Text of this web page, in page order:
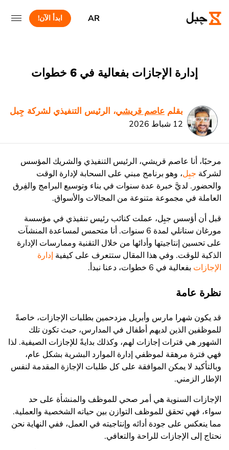
AR ابدأ الآن!
إدارة الإجازات بفعالية في 6 خطوات
بقلم عاصم قريشي، الرئيس التنفيذي لشركة جِبل
12 شباط 2026
مرحبًا، أنا عاصم قريشي، الرئيس التنفيذي والشريك المؤسس
لشركة جبِل، وهو برنامج مبني على السحابة لإدارة الوقت
والحضور. لديَّ خبرة عدة سنوات في بناء وتوسيع البرامج والفِرق
العاملة في مجموعة متنوعة من المجالات والأسواق.
قبل أن أؤسس جبِل، عملت كنائب رئيس تنفيذي في مؤسسة
مورغان ستانلي لمدة 6 سنوات. أنا متحمس لمساعدة المنشآت
على تحسين إنتاجيتها وأدائها من خلال التقنية وممارسات الإدارة
الذكية للوقت. وفي هذا المقال ستتعرف على كيفية إدارة
الإجازات بفعالية في 6 خطوات، دعنا نبدأ.
نظرة عامة
قد يكون شهرا مارس وأبريل مزدحمين بطلبات الإجازات، خاصةً
للموظفين الذين لديهم أطفال في المدارس، حيث تكون تلك
الشهور هي فترات إجازات لهم، وكذلك بدايةً للإجازات الصيفية. لذا
فهي فترة مرهقة لموظفي إدارة الموارد البشرية بشكل عام،
وبالتأكيد لا يمكن الموافقة على كل طلبات الإجازة المقدمة لنفس
الإطار الزمني.
الإجازات السنوية هي أمر صحي للموظف والمنشأة على حد
سواء، فهي تحقق للموظف التوازن بين حياته الشخصية والعملية.
مما ينعكس على جودة أدائه وإنتاجيته في العمل، ففي النهاية نحن
نحتاج إلى الإجازات للراحة والتعافي.